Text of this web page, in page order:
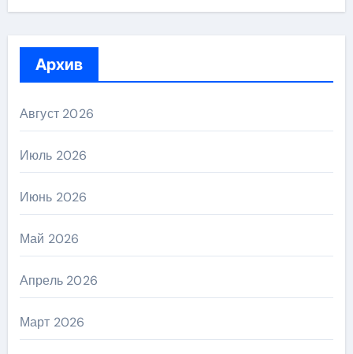
Архив
Август 2026
Июль 2026
Июнь 2026
Май 2026
Апрель 2026
Март 2026